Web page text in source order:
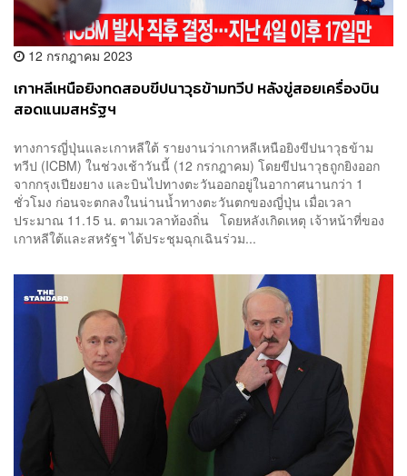
12 กรกฎาคม 2023
เกาหลีเหนือยิงทดสอบขีปนาวุธข้ามทวีป หลังขู่สอยเครื่องบิน
สอดแนมสหรัฐฯ
ทางการญี่ปุ่นและเกาหลีใต้ รายงานว่าเกาหลีเหนือยิงขีปนาวุธข้าม
ทวีป (ICBM) ในช่วงเช้าวันนี้ (12 กรกฎาคม) โดยขีปนาวุธถูกยิงออก
จากกรุงเปียงยาง และบินไปทางตะวันออกอยู่ในอากาศนานกว่า 1
ชั่วโมง ก่อนจะตกลงในน่านน้ำทางตะวันตกของญี่ปุ่น เมื่อเวลา
ประมาณ 11.15 น. ตามเวลาท้องถิ่น โดยหลังเกิดเหตุ เจ้าหน้าที่ของ
เกาหลีใต้และสหรัฐฯ ได้ประชุมฉุกเฉินร่วม...